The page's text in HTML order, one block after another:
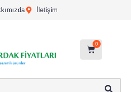
İletişim
0